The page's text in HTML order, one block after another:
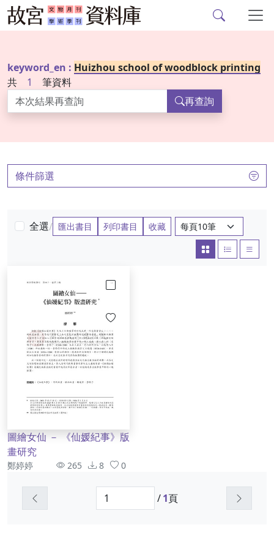
keyword_en : Huizhou school of woodblock printing
共
1
筆資料
再查詢
條件篩選
全選/ 匯出書目 列印書目 收藏 每頁筆數：
大圖 圖文 清單
勾選
圖繪女仙 － 《仙媛紀事》版
畫研究
作者
鄭婷婷 資訊265 8 0
/1頁